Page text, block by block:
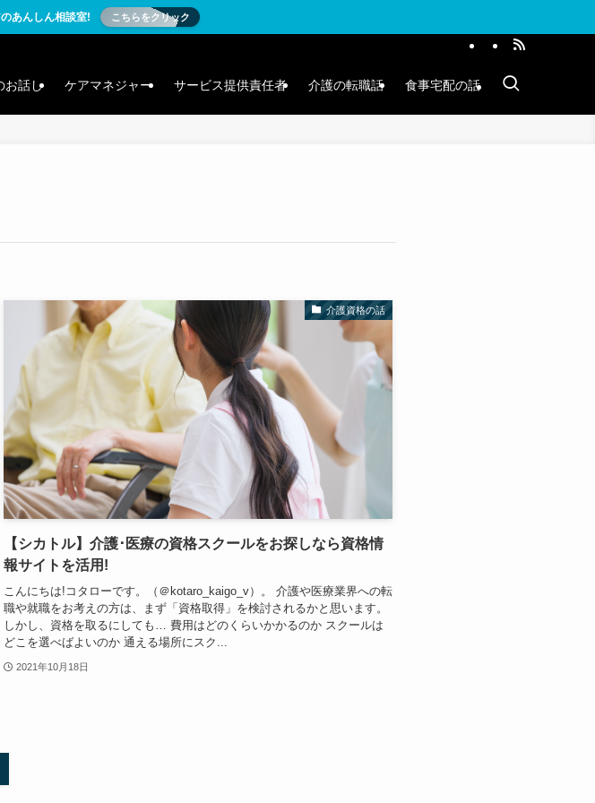
あんしん相談室! こちらをクリック
お話し ケアマネジャー サービス提供責任者 介護の転職話 食事宅配の話
介護資格の話
【シカトル】介護･医療の資格スクールをお探しなら資格情
報サイトを活用!
こんにちは!コタローです。（＠kotaro_kaigo_v）。 介護や医療業界への転
職や就職をお考えの方は、まず「資格取得」を検討されるかと思います。
しかし、資格を取るにしても… 費用はどのくらいかかるのか スクールは
どこを選べばよいのか 通える場所にスク...
2021年10月18日